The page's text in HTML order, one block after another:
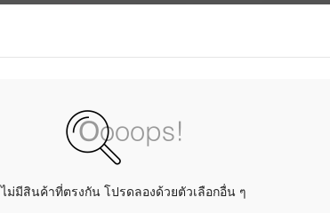
ไม่มีสินค้าที่ตรงกัน โปรดลองด้วยตัวเลือกอื่น ๆ